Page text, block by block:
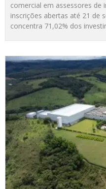
comercial em assessores de
inscrições abertas até 21
concentra 71,02% dos